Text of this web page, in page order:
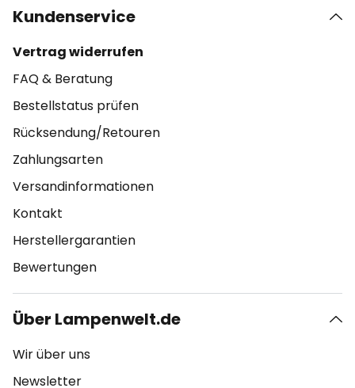
Kundenservice
Vertrag widerrufen
FAQ & Beratung
Bestellstatus prüfen
Rücksendung/Retouren
Zahlungsarten
Versandinformationen
Kontakt
Herstellergarantien
Bewertungen
Über Lampenwelt.de
Wir über uns
Newsletter